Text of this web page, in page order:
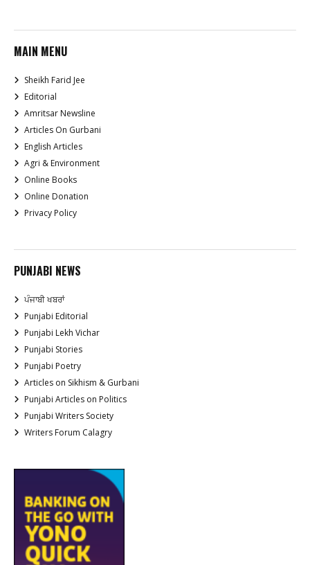
MAIN MENU
Sheikh Farid Jee
Editorial
Amritsar Newsline
Articles On Gurbani
English Articles
Agri & Environment
Online Books
Online Donation
Privacy Policy
PUNJABI NEWS
ਪੰਜਾਬੀ ਖਬਰਾਂ
Punjabi Editorial
Punjabi Lekh Vichar
Punjabi Stories
Punjabi Poetry
Articles on Sikhism & Gurbani
Punjabi Articles on Politics
Punjabi Writers Society
Writers Forum Calagry